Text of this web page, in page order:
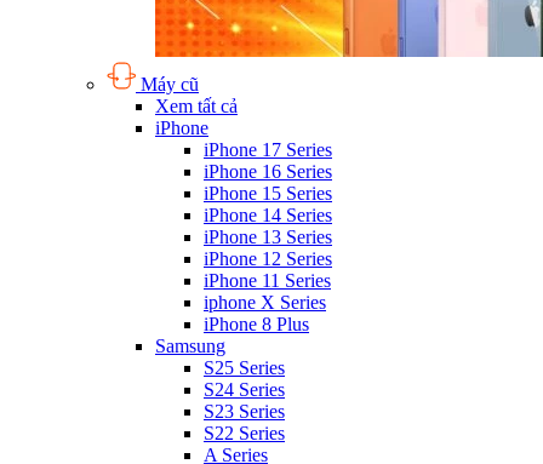
Máy cũ
Xem tất cả
iPhone
iPhone 17 Series
iPhone 16 Series
iPhone 15 Series
iPhone 14 Series
iPhone 13 Series
iPhone 12 Series
iPhone 11 Series
iphone X Series
iPhone 8 Plus
Samsung
S25 Series
S24 Series
S23 Series
S22 Series
A Series